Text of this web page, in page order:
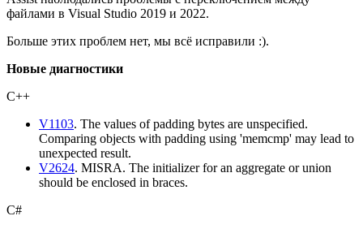
файлами в Visual Studio 2019 и 2022.
Больше этих проблем нет, мы всё исправили :).
Новые диагностики
С++
V1103. The values of padding bytes are unspecified.
Comparing objects with padding using 'memcmp' may lead to
unexpected result.
V2624. MISRA. The initializer for an aggregate or union
should be enclosed in braces.
C#